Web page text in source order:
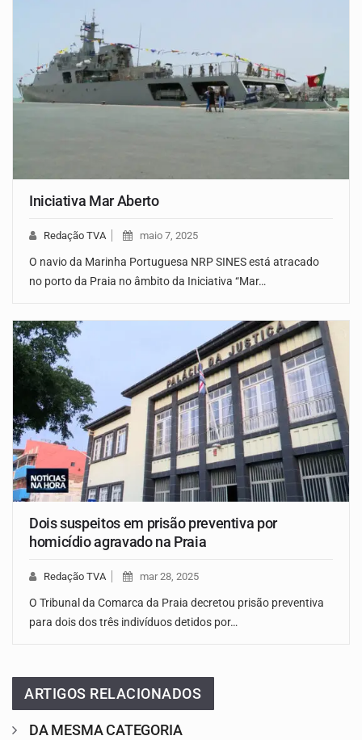
Iniciativa Mar Aberto
Redação TVA maio 7, 2025
O navio da Marinha Portuguesa NRP SINES está atracado
no porto da Praia no âmbito da Iniciativa “Mar…
Dois suspeitos em prisão preventiva por
homicídio agravado na Praia
Redação TVA mar 28, 2025
O Tribunal da Comarca da Praia decretou prisão preventiva
para dois dos três indivíduos detidos por…
ARTIGOS RELACIONADOS
DA MESMA CATEGORIA